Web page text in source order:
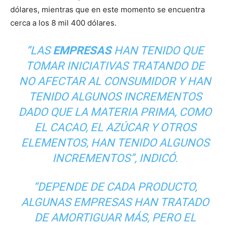
dólares, mientras que en este momento se encuentra
cerca a los 8 mil 400 dólares.
“LASEMPRESASHAN TENIDO QUE
TOMAR INICIATIVAS TRATANDO DE
NO AFECTAR AL CONSUMIDOR Y HAN
TENIDO ALGUNOS INCREMENTOS
DADO QUE LA MATERIA PRIMA, COMO
EL CACAO, EL AZÚCAR Y OTROS
ELEMENTOS, HAN TENIDO ALGUNOS
INCREMENTOS”, INDICÓ.
“DEPENDE DE CADA PRODUCTO,
ALGUNAS EMPRESAS HAN TRATADO
DE AMORTIGUAR MÁS, PERO EL